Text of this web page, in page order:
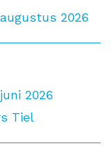
2026
2026
Tiel